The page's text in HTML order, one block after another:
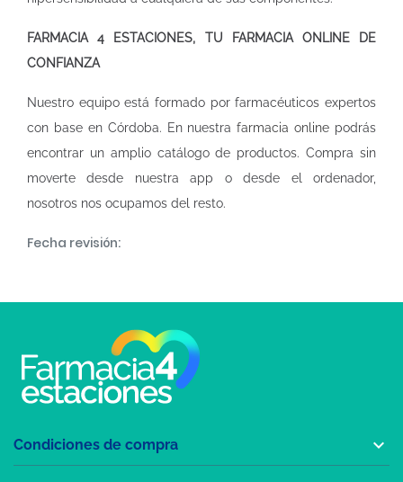
FARMACIA 4 ESTACIONES, TU FARMACIA ONLINE DE
CONFIANZA
Nuestro equipo está formado por farmacéuticos expertos
con base en Córdoba. En nuestrafarmacia online podrás
encontrar un amplio catálogo de productos. Compra sin
moverte desde nuestra app o desde el ordenador,
nosotros nos ocupamos del resto.
Fecha revisión:
Condiciones de compra 